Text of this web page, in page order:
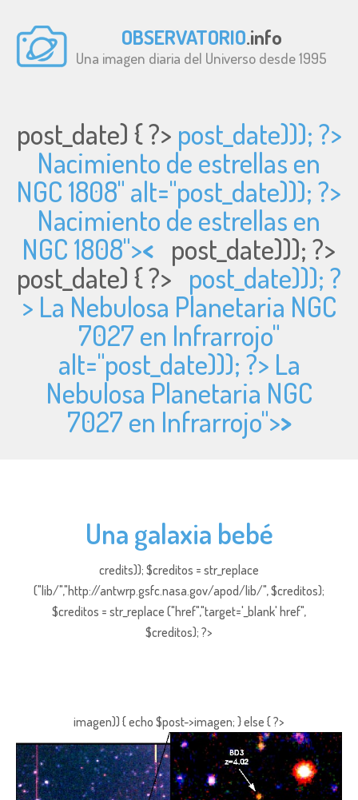
OBSERVATORIO.info
Una imagen diaria del Universo desde 1995
post_date) { ?> post_date))); ?>
Nacimiento de estrellas en
NGC 1808" alt="post_date))); ?>
Nacimiento de estrellas en
NGC 1808">< post_date))); ?>
post_date) { ?> post_date))); ?
> La Nebulosa Planetaria NGC
7027 en Infrarrojo"
alt="post_date))); ?> La
Nebulosa Planetaria NGC
7027 en Infrarrojo">>
Una galaxia bebé
credits)); $creditos = str_replace
("lib/","http://antwrp.gsfc.nasa.gov/apod/lib/", $creditos);
$creditos = str_replace ("href","target='_blank' href",
$creditos); ?>
imagen)) { echo $post->imagen; } else { ?>